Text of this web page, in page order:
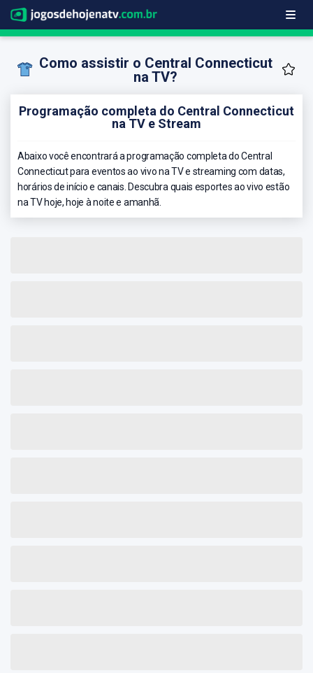
Como assistir o Central Connecticut
na TV?
Programação completa do Central Connecticut
na TV e Stream
Abaixo você encontrará a programação completa do Central
Connecticut para eventos ao vivo na TV e streaming com datas,
horários de início e canais. Descubra quais esportes ao vivo estão
na TV hoje, hoje à noite e amanhã.